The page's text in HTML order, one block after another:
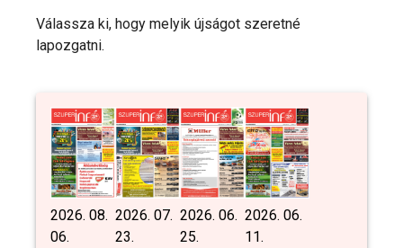
Válassza ki, hogy melyik újságot szeretné
lapozgatni.
2026. 08.
06.
2026. 07.
23.
2026. 06.
25.
2026. 06.
11.